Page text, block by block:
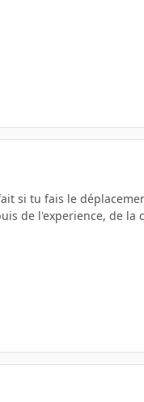
si tu fais le
de l'experience, de la